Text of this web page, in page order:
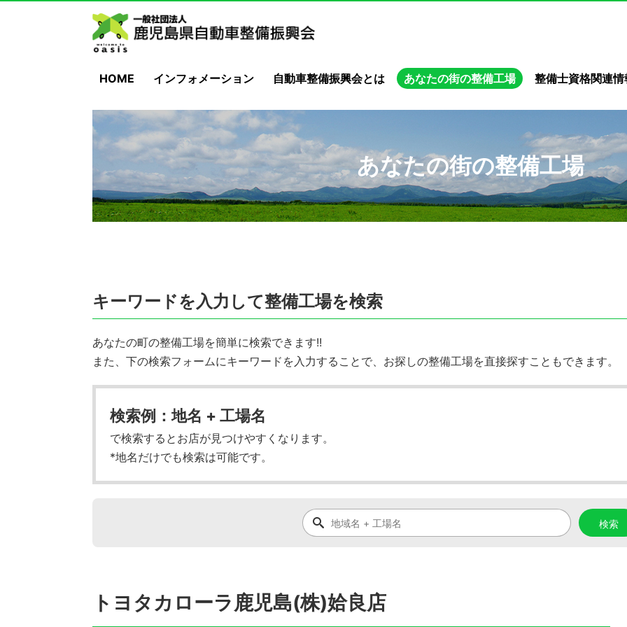
HOME インフォメーション 自動車整備振興会とは あなたの街の整備工場 整備士資格関連情
あなたの街の整備工場
キーワードを入力して整備工場を検索
あなたの町の整備工場を簡単に検索できます!!
また、下の検索フォームにキーワードを入力することで、お探しの整備工場を直接探すこともできます。
検索例：地名 + 工場名
で検索するとお店が見つけやすくなります。
*地名だけでも検索は可能です。
トヨタカローラ鹿児島(株)姶良店